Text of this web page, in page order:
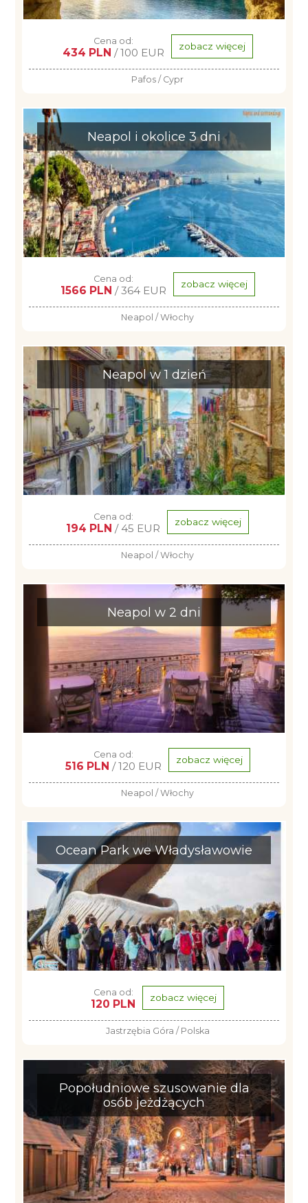
Cena od:
434 PLN / 100 EUR zobacz więcej
Pafos / Cypr
Neapol i okolice 3 dni
Cena od:
1566 PLN / 364 EUR zobacz więcej
Neapol / Włochy
Neapol w 1 dzień
Cena od:
194 PLN / 45 EUR zobacz więcej
Neapol / Włochy
Neapol w 2 dni
Cena od:
516 PLN / 120 EUR zobacz więcej
Neapol / Włochy
Ocean Park we Władysławowie
Cena od:
120 PLN zobacz więcej
Jastrzębia Góra / Polska
Popołudniowe szusowanie dla
osób jeżdżących